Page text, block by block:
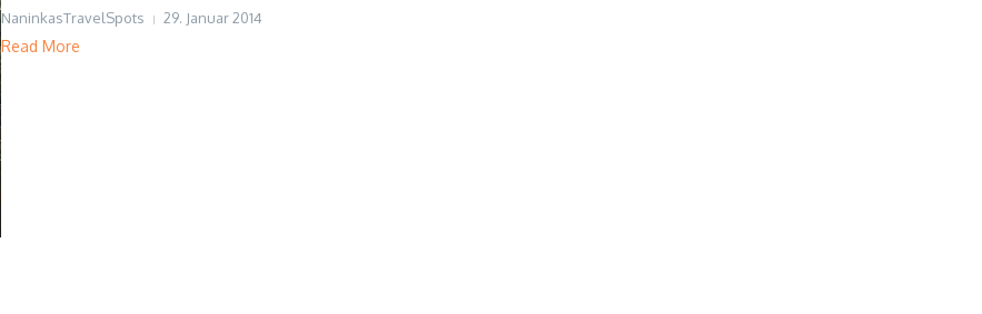
NaninkasTravelSpots 29. Januar 2014
Read More